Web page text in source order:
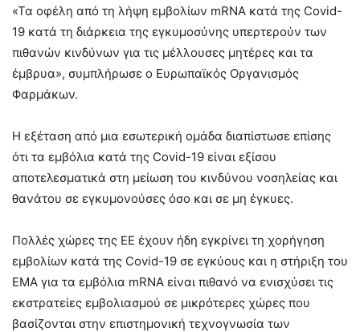
«Τα οφέλη από τη λήψη εμβολίων mRNA κατά της Covid-
19 κατά τη διάρκεια της εγκυμοσύνης υπερτερούν των
πιθανών κινδύνων για τις μέλλουσες μητέρες και τα
έμβρυα», συμπλήρωσε ο Ευρωπαϊκός Οργανισμός
Φαρμάκων.
Η εξέταση από μια εσωτερική ομάδα διαπίστωσε επίσης
ότι τα εμβόλια κατά της Covid-19 είναι εξίσου
αποτελεσματικά στη μείωση του κινδύνου νοσηλείας και
θανάτου σε εγκυμονούσες όσο και σε μη έγκυες.
Πολλές χώρες της ΕΕ έχουν ήδη εγκρίνει τη χορήγηση
εμβολίων κατά της Covid-19 σε εγκύους και η στήριξη του
EMA για τα εμβόλια mRNA είναι πιθανό να ενισχύσει τις
εκστρατείες εμβολιασμού σε μικρότερες χώρες που
βασίζονται στην επιστημονική τεχνογνωσία των